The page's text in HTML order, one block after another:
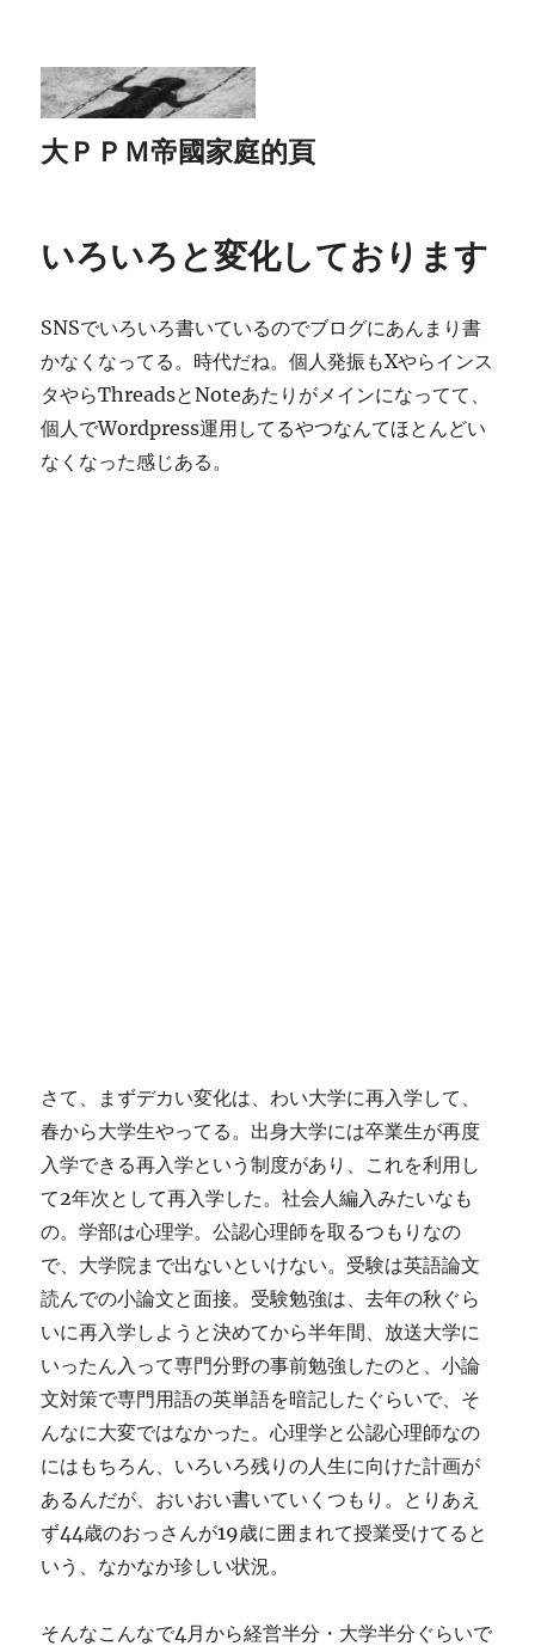
大ＰＰＭ帝國家庭的頁
いろいろと変化しております
SNSでいろいろ書いているのでブログにあんまり書
かなくなってる。時代だね。個人発振もXやらインス
タやらThreadsとNoteあたりがメインになってて、
個人でWordpress運用してるやつなんてほとんどい
なくなった感じある。
さて、まずデカい変化は、わい大学に再入学して、
春から大学生やってる。出身大学には卒業生が再度
入学できる再入学という制度があり、これを利用し
て2年次として再入学した。社会人編入みたいなも
の。学部は心理学。公認心理師を取るつもりなの
で、大学院まで出ないといけない。受験は英語論文
読んでの小論文と面接。受験勉強は、去年の秋ぐら
いに再入学しようと決めてから半年間、放送大学に
いったん入って専門分野の事前勉強したのと、小論
文対策で専門用語の英単語を暗記したぐらいで、そ
んなに大変ではなかった。心理学と公認心理師なの
にはもちろん、いろいろ残りの人生に向けた計画が
あるんだが、おいおい書いていくつもり。とりあえ
ず44歳のおっさんが19歳に囲まれて授業受けてると
いう、なかなか珍しい状況。
そんなこんなで4月から経営半分・大学半分ぐらいで